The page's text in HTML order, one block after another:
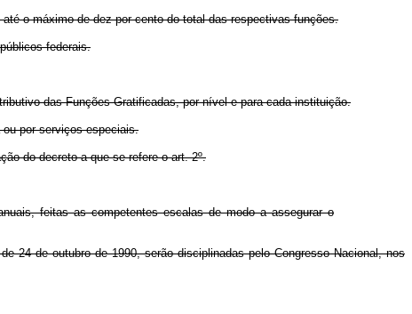
o máximo de dez por cento do total das respectivas funções.
federais.
das Funções Gratificadas, por nível e para cada instituição.
por serviços especiais.
do decreto a que se refere o art. 2º.
feitas as competentes escalas de modo a assegurar o
24 de outubro de 1990, serão disciplinadas pelo Congresso Nacional, nos